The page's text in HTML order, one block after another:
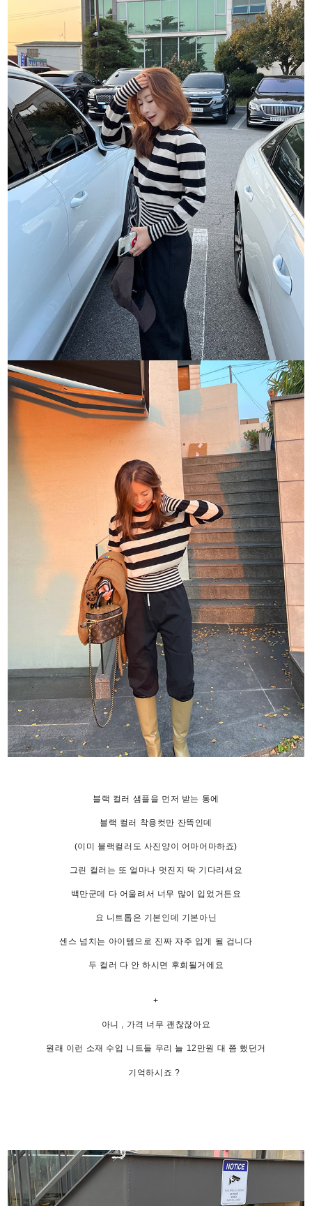
블랙 컬러 샘플을 먼저 받는 통에
블랙 컬러 착용컷만 잔뜩인데
(이미 블랙컬러도 사진양이 어마어마하죠)
그린 컬러는 또 얼마나 멋진지 딱 기다리셔요
백만군데 다 어울려서 너무 많이 입었거든요
요 니트톱은 기본인데 기본아닌
센스 넘치는 아이템으로 진짜 자주 입게 될 겁니다
두 컬러 다 안 하시면 후회될거에요
+
아니 , 가격 너무 괜찮잖아요
원래 이런 소재 수입 니트들 우리 늘 12만원 대 쯤 했던거
기억하시죠 ?